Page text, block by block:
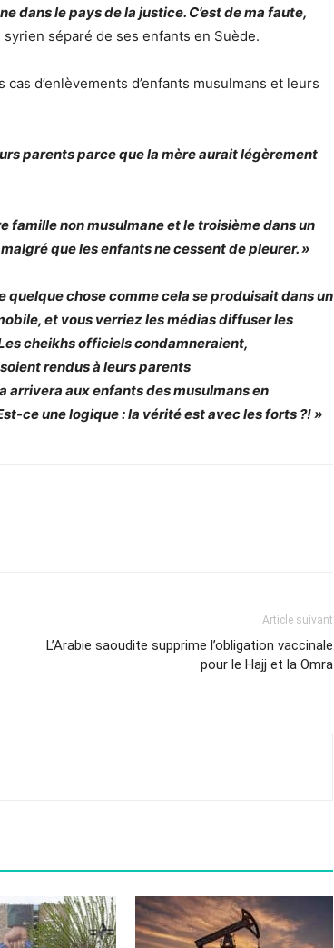
dans le pays de la justice. C’est de ma faute,
syrien séparé de ses enfants en Suède.
d’enlèvements d’enfants musulmans et leurs
parents parce que la mère aurait légèrement
famille non musulmane et le troisième dans un
que les enfants ne cessent de pleurer. »
quelque chose comme cela se produisaitdans un
et vous verriez les médias diffuser les
cheikhs officiels condamneraient,
rendus à leurs parents
arrivera aux enfants des musulmans en
ce une logique : la vérité est avec les forts ?! »
Article suivant
L’Arabie saoudite supprime l’obligation vaccinale
pour le Hajj et la Omra